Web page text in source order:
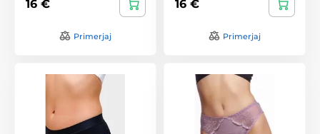
16 €
Primerjaj
16 €
Primerjaj